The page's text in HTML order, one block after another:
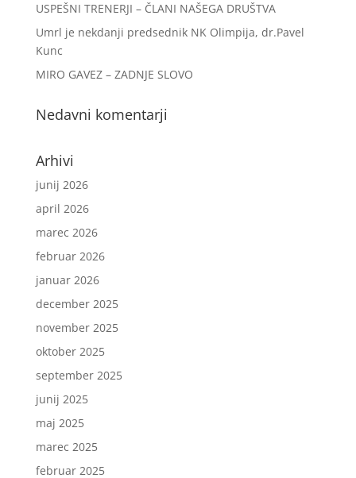
USPEŠNI TRENERJI – ČLANI NAŠEGA DRUŠTVA
Umrl je nekdanji predsednik NK Olimpija, dr.Pavel
Kunc
MIRO GAVEZ – ZADNJE SLOVO
Nedavni komentarji
Arhivi
junij 2026
april 2026
marec 2026
februar 2026
januar 2026
december 2025
november 2025
oktober 2025
september 2025
junij 2025
maj 2025
marec 2025
februar 2025